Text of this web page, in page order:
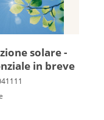
solare -
in breve